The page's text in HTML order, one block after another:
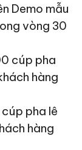
Demo mẫu
vòng 30
cúp pha
hàng
pha lê
hàng